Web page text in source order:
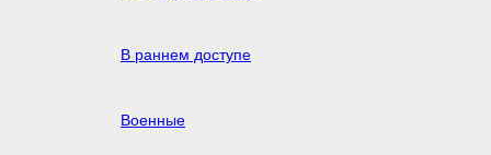
В раннем доступе
Военные